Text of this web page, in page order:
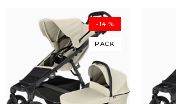
-14 %
PACK